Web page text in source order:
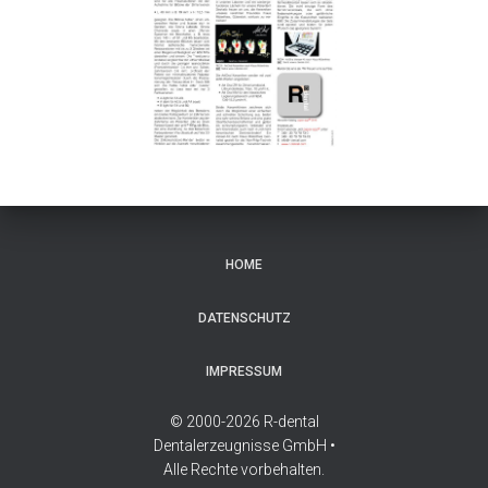
HOME
DATENSCHUTZ
IMPRESSUM
© 2000-2026 R-dental
Dentalerzeugnisse GmbH •
Alle Rechte vorbehalten.